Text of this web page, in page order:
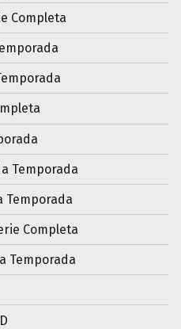
Completa
Temporada
Temporada
Completa
Temporada